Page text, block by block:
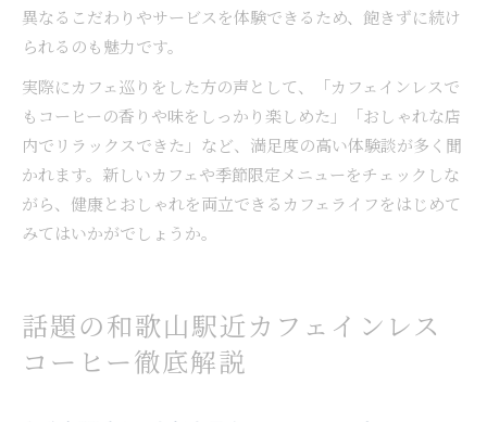
異なるこだわりやサービスを体験できるため、飽きずに続け
られるのも魅力です。
実際にカフェ巡りをした方の声として、「カフェインレスで
もコーヒーの香りや味をしっかり楽しめた」「おしゃれな店
内でリラックスできた」など、満足度の高い体験談が多く聞
かれます。新しいカフェや季節限定メニューをチェックしな
がら、健康とおしゃれを両立できるカフェライフをはじめて
みてはいかがでしょうか。
話題の和歌山駅近カフェインレス
コーヒー徹底解説